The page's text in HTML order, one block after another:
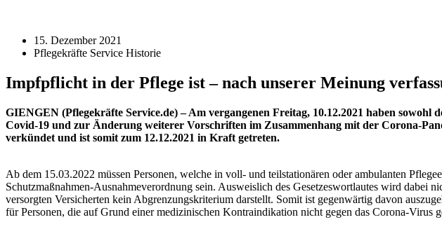
15. Dezember 2021
Pflegekräfte Service Historie
Impfpflicht in der Pflege ist – nach unserer Meinung
GIENGEN (Pflegekräfte Service.de) – Am vergangenen Freitag, 10.12.2021 haben
Covid-19 und zur Änderung weiterer Vorschriften im Zusammenhang mit der Corona-
verkündet und ist somit zum 12.12.2021 in Kraft getreten.
Ab dem 15.03.2022 müssen Personen, welche in voll- und teilstationären oder ambulanten
Schutzmaßnahmen-Ausnahmeverordnung sein. Ausweislich des Gesetzeswortlautes wird dabei
versorgten Versicherten kein Abgrenzungskriterium darstellt. Somit ist gegenwärtig davon
für Personen, die auf Grund einer medizinischen Kontraindikation nicht gegen das Corona-Virus